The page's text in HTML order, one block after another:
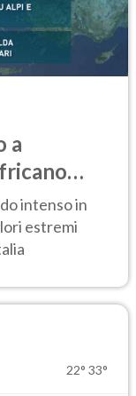
a
intenso in
estremi
22° 33°